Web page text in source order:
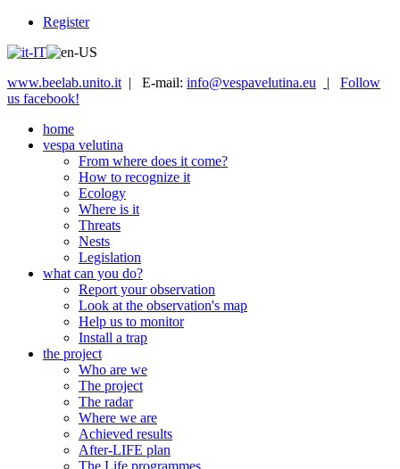
Register
www.beelab.unito.it | E-mail: info@vespavelutina.eu | Follow
us facebook!
home
vespa velutina
From where does it come?
How to recognize it
Ecology
Where is it
Threats
Nests
Legislation
what can you do?
Report your observation
Look at the observation's map
Help us to monitor
Install a trap
the project
Who are we
The project
The radar
Where we are
Achieved results
After-LIFE plan
The Life programmes